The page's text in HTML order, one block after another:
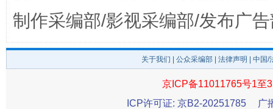
揭开“小金库”的免责幌子
制作采编部/影视采编部/发布广
关于我们 公众采编部 法律声明 | 中国
京ICP备11011765号1至
ICP许可证: 京B2-20251785
广